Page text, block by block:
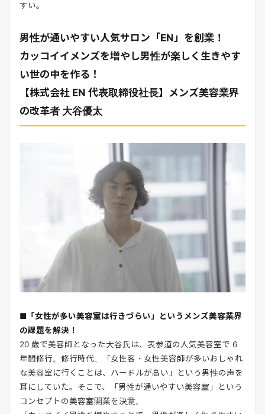
すい。
男性が通いやすい人気サロン「EN」を創業！
カッコイイメンズを増やし男性が楽しく生きやす
い世の中を作る！
【株式会社 EN 代表取締役社長】 メンズ美容業界
の改革者 大谷優太
■「女性が多い美容室は行きづらい」というメンズ美容業界
の課題を解決！
20 歳で美容師となった大谷氏は、表参道の人気美容室で 6
年間修行。修行時代、「女性客・女性美容師が多いおしゃれ
な美容室に行くことは、ハードルが高い」という男性の声を
耳にしていた。そこで、「男性が通いやすい美容室」という
コンセプトの美容室開業を決意。